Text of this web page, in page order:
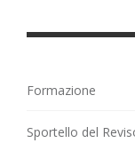
Formazione
Sportello del